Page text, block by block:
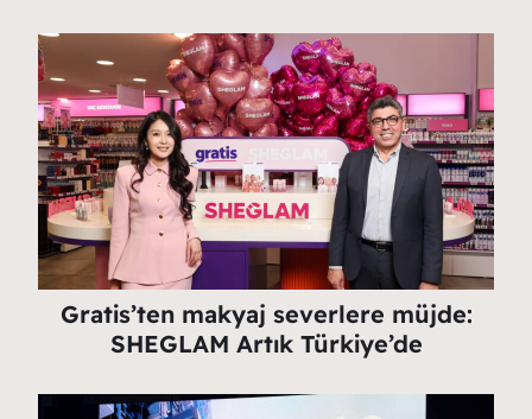
Gratis’ten makyaj severlere müjde:
SHEGLAM Artık Türkiye’de